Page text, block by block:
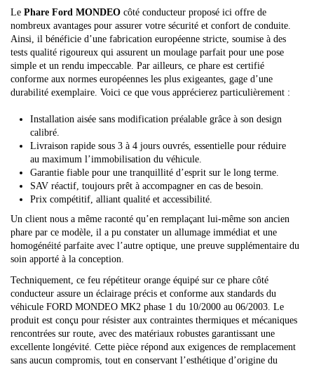
Le Phare Ford MONDEO côté conducteur proposé ici offre de
nombreux avantages pour assurer votre sécurité et confort de conduite.
Ainsi, il bénéficie d’une fabrication européenne stricte, soumise à des
tests qualité rigoureux qui assurent un moulage parfait pour une pose
simple et un rendu impeccable. Par ailleurs, ce phare est certifié
conforme aux normes européennes les plus exigeantes, gage d’une
durabilité exemplaire. Voici ce que vous apprécierez particulièrement :
Installation aisée sans modification préalable grâce à son design
calibré.
Livraison rapide sous 3 à 4 jours ouvrés, essentielle pour réduire
au maximum l’immobilisation du véhicule.
Garantie fiable pour une tranquillité d’esprit sur le long terme.
SAV réactif, toujours prêt à accompagner en cas de besoin.
Prix compétitif, alliant qualité et accessibilité.
Un client nous a même raconté qu’en remplaçant lui-même son ancien
phare par ce modèle, il a pu constater un allumage immédiat et une
homogénéité parfaite avec l’autre optique, une preuve supplémentaire du
soin apporté à la conception.
Techniquement, ce feu répétiteur orange équipé sur ce phare côté
conducteur assure un éclairage précis et conforme aux standards du
véhicule FORD MONDEO MK2 phase 1 du 10/2000 au 06/2003. Le
produit est conçu pour résister aux contraintes thermiques et mécaniques
rencontrées sur route, avec des matériaux robustes garantissant une
excellente longévité. Cette pièce répond aux exigences de remplacement
sans aucun compromis, tout en conservant l’esthétique d’origine du